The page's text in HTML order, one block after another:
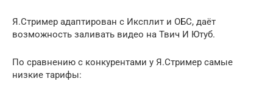
Я.Стример адаптирован с Иксплит и ОБС, даёт
возможность заливать видео на Твич И Ютуб.
По сравнению с конкурентами у Я.Стример самые
низкие тарифы: